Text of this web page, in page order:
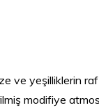
ve yeşilliklerin raf
modifiye